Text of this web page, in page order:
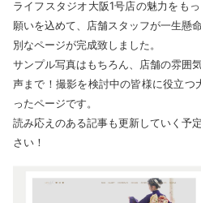
ライフスタジオ大阪1号店の魅力をも
願いを込めて、店舗スタッフが一生懸
別なページが完成致しました。
サンプル写真はもちろん、店舗の雰囲
声まで！撮影を検討中の皆様に役立つ
ったページです。
読み応えのある記事も更新していく予
さい！